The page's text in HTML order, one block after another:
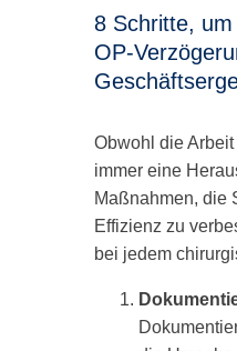
8 Schritte,
OP-
Obwohl die
immer eine
Maßnahmen, die
Effizienz zu
bei jedem